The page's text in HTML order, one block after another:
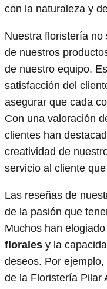
con la naturaleza y
Nuestra floristería no
de nuestros
de nuestro equipo.
satisfacción del
asegurar que cada
Con una valoración
clientes han
creatividad de
servicio al cliente
Las reseñas de
de la pasión que
Muchos han
florales y la
deseos. Por
de la Floristería Pilar